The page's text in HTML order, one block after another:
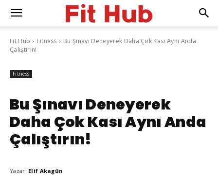
Fit Hub Fitness
Bu Şınavı Deneyerek Daha Çok Kası Aynı Anda
Çalıştırın!
Fitness
Bu Şınavı Deneyerek
Daha Çok Kası Aynı Anda
Çalıştırın!
Yazar: Elif Akagün